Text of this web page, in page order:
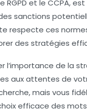
RGPD et le CCPA,
sanctions
respecte ces
des stratégies
l’importance de la
aux attentes de
, mais vous
efficace des